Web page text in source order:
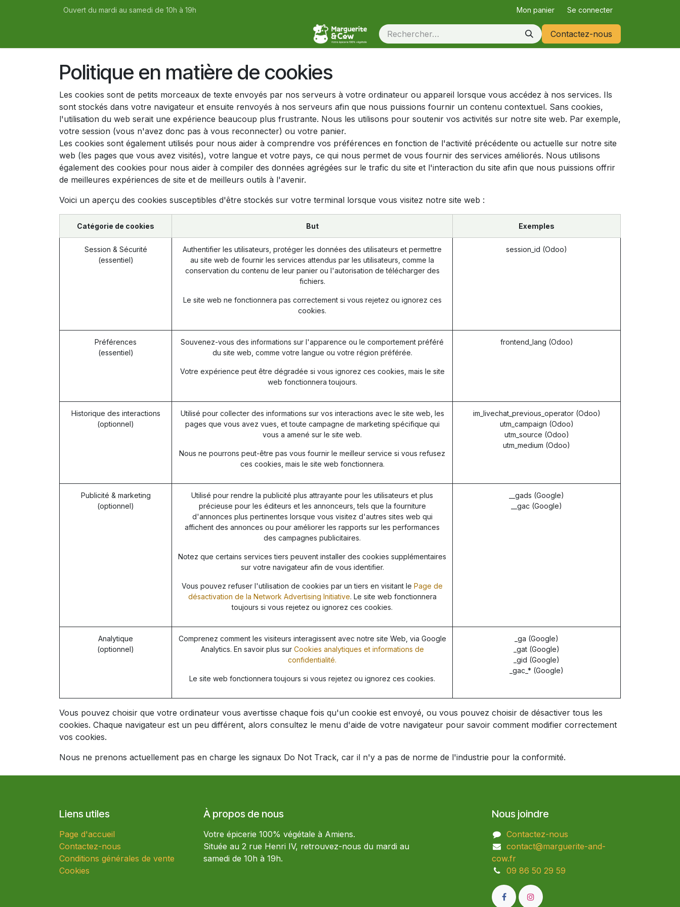
Se rendre au contenuOuvert du mardi au samedi de 10h à 19h Mon panier Se connecter
Contactez-nous
Politique en matière de cookies
Les cookies sont de petits morceaux de texte envoyés par nos serveurs à votre ordinateur ou appareil lorsque vous accédez à nos services. Ils
sont stockés dans votre navigateur et ensuite renvoyés à nos serveurs afin que nous puissions fournir un contenu contextuel. Sans cookies,
l'utilisation du web serait une expérience beaucoup plus frustrante. Nous les utilisons pour soutenir vos activités sur notre site web. Par exemple,
votre session (vous n'avez donc pas à vous reconnecter) ou votre panier.
Les cookies sont également utilisés pour nous aider à comprendre vos préférences en fonction de l'activité précédente ou actuelle sur notre site
web (les pages que vous avez visités), votre langue et votre pays, ce qui nous permet de vous fournir des services améliorés. Nous utilisons
également des cookies pour nous aider à compiler des données agrégées sur le trafic du site et l'interaction du site afin que nous puissions offrir
de meilleures expériences de site et de meilleurs outils à l'avenir.
Voici un aperçu des cookies susceptibles d'être stockés sur votre terminal lorsque vous visitez notre site web :
Catégorie de cookies But Exemples
Session & Sécurité
(essentiel)
Authentifier les utilisateurs, protéger les données des utilisateurs et permettre
au site web de fournir les services attendus par les utilisateurs, comme la
conservation du contenu de leur panier ou l'autorisation de télécharger des
fichiers.
Le site web ne fonctionnera pas correctement si vous rejetez ou ignorez ces
cookies.
session_id (Odoo)
Préférences
(essentiel)
Souvenez-vous des informations sur l'apparence ou le comportement préféré
du site web, comme votre langue ou votre région préférée.
Votre expérience peut être dégradée si vous ignorez ces cookies, mais le site
web fonctionnera toujours.
frontend_lang (Odoo)
Historique des interactions
(optionnel)
Utilisé pour collecter des informations sur vos interactions avec le site web, les
pages que vous avez vues, et toute campagne de marketing spécifique qui
vous a amené sur le site web.
Nous ne pourrons peut-être pas vous fournir le meilleur service si vous refusez
ces cookies, mais le site web fonctionnera.
im_livechat_previous_operator (Odoo)
utm_campaign (Odoo)
utm_source (Odoo)
utm_medium (Odoo)
Publicité & marketing
(optionnel)
Utilisé pour rendre la publicité plus attrayante pour les utilisateurs et plus
précieuse pour les éditeurs et les annonceurs, tels que la fourniture
d'annonces plus pertinentes lorsque vous visitez d'autres sites web qui
affichent des annonces ou pour améliorer les rapports sur les performances
des campagnes publicitaires.
Notez que certains services tiers peuvent installer des cookies supplémentaires
sur votre navigateur afin de vous identifier.
Vous pouvez refuser l'utilisation de cookies par un tiers en visitant le Page de
désactivation de la Network Advertising Initiative. Le site web fonctionnera
toujours si vous rejetez ou ignorez ces cookies.
__gads (Google)
__gac (Google)
Analytique
(optionnel)
Comprenez comment les visiteurs interagissent avec notre site Web, via Google
Analytics. En savoir plus sur Cookies analytiques et informations de
confidentialité.
Le site web fonctionnera toujours si vous rejetez ou ignorez ces cookies.
_ga (Google)
_gat (Google)
_gid (Google)
_gac_* (Google)
Vous pouvez choisir que votre ordinateur vous avertisse chaque fois qu'un cookie est envoyé, ou vous pouvez choisir de désactiver tous les
cookies. Chaque navigateur est un peu différent, alors consultez le menu d'aide de votre navigateur pour savoir comment modifier correctement
vos cookies.
Nous ne prenons actuellement pas en charge les signaux Do Not Track, car il n'y a pas de norme de l'industrie pour la conformité.
Liens utiles
Page d'accueil
Contactez-nous
Conditions générales de vente
Cookies
À propos de nous
Votre épicerie 100% végétale à Amiens.
Située au 2 rue Henri IV, retrouvez-nous du mardi au
samedi de 10h à 19h.
Nous joindre
Contactez-nous
contact@marguerite-and-
cow.fr
09 86 50 29 59​